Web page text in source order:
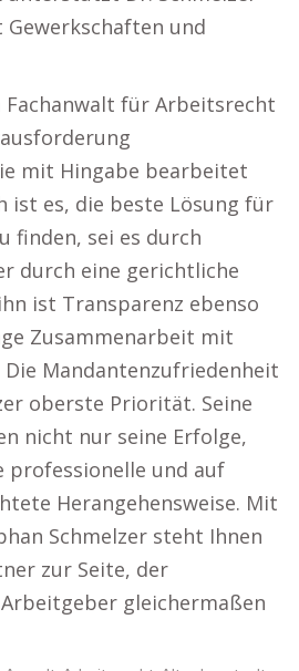
und
Fachanwalt für Arbeitsrecht
mit Hingabe bearbeitet
ist es, die beste Lösung für
finden, sei es durch
durch eine gerichtliche
ist Transparenz ebenso
Zusammenarbeit mit
Die Mandantenzufriedenheit
oberste Priorität. Seine
nicht nur seine Erfolge,
professionelle und auf
Herangehensweise. Mit
Schmelzer steht Ihnen
zur Seite, der
gleichermaßen